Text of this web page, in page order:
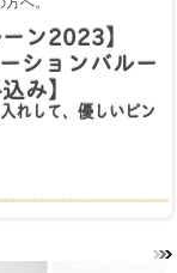
ン2023】
ションバルー
み】
れして、優しいピン